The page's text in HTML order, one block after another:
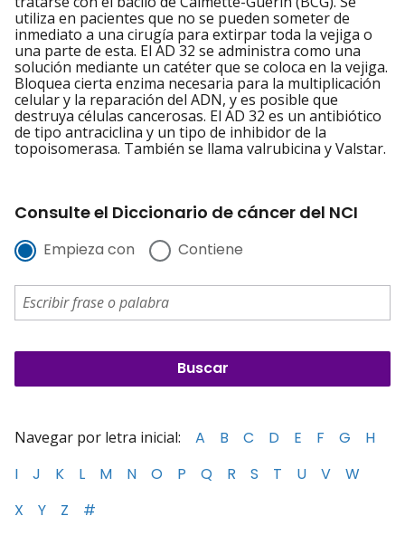
utiliza en pacientes que no se pueden someter de
inmediato a una cirugía para extirpar toda la vejiga o
una parte de esta. El AD 32 se administra como una
solución mediante un catéter que se coloca en la vejiga.
Bloquea cierta enzima necesaria para la multiplicación
celular y la reparación del ADN, y es posible que
destruya células cancerosas. El AD 32 es un antibiótico
de tipo antraciclina y un tipo de inhibidor de la
topoisomerasa. También se llama valrubicina y Valstar.
Consulte el Diccionario de cáncer del NCI
Empieza con Contiene
Navegar por letra inicial: A B C D E F G
H
I
J K L M N O P Q R S T U V
W
X
Y Z #